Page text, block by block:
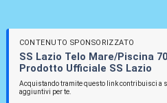
CONTENUTO SPONSORIZZATO
SS Lazio Telo Mare/Piscina
Prodotto Ufficiale SS Lazio
Acquistando tramite questo link contribuisci a
aggiuntivi per te.